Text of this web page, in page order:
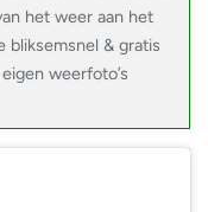
het weer aan het
bliksemsnel & gratis
weerfoto’s